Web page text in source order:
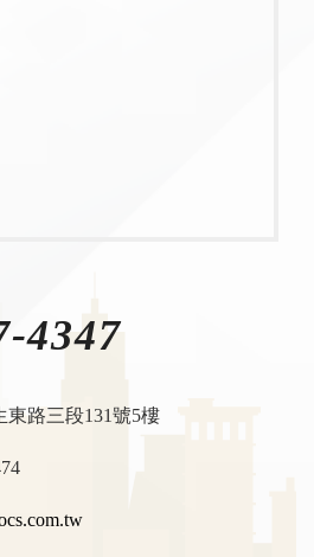
4347
東路三段131號5樓